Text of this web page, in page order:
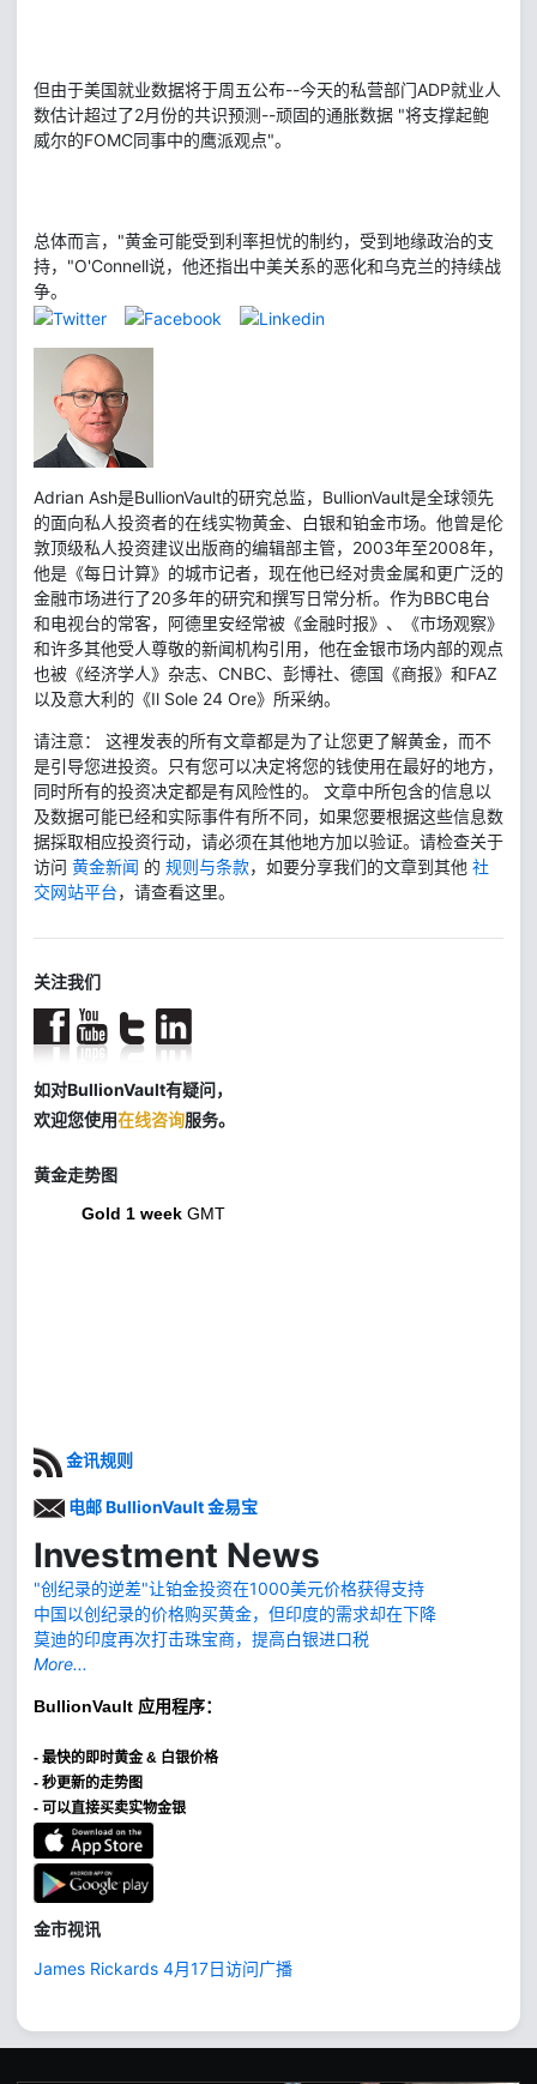
但由于美国就业数据将于周五公布--今天的私营部门ADP就业人
数估计超过了2月份的共识预测--顽固的通胀数据 "将支撑起鲍
威尔的FOMC同事中的鹰派观点"。
总体而言，"黄金可能受到利率担忧的制约，受到地缘政治的支
持，"O'Connell说，他还指出中美关系的恶化和乌克兰的持续战
争。
Adrian Ash是BullionVault的研究总监，BullionVault是全球领先
的面向私人投资者的在线实物黄金、白银和铂金市场。他曾是伦
敦顶级私人投资建议出版商的编辑部主管，2003年至2008年，
他是《每日计算》的城市记者，现在他已经对贵金属和更广泛的
金融市场进行了20多年的研究和撰写日常分析。作为BBC电台
和电视台的常客，阿德里安经常被《金融时报》、《市场观察》
和许多其他受人尊敬的新闻机构引用，他在金银市场内部的观点
也被《经济学人》杂志、CNBC、彭博社、德国《商报》和FAZ
以及意大利的《Il Sole 24 Ore》所采纳。
请注意： 这裡发表的所有文章都是为了让您更了解黄金，而不
是引导您进投资。只有您可以决定将您的钱使用在最好的地方，
同时所有的投资决定都是有风险性的。 文章中所包含的信息以
及数据可能已经和实际事件有所不同，如果您要根据这些信息数
据採取相应投资行动，请必须在其他地方加以验证。请检查关于
访问 黄金新闻 的 规则与条款，如要分享我们的文章到其他 社
交网站平台，请查看这里。
关注我们
如对BullionVault有疑问，
欢迎您使用在线咨询服务。
黄金走势图
Gold 1 week GMT
金讯规则
电邮 BullionVault 金易宝
Investment News
"创纪录的逆差"让铂金投资在1000美元价格获得支持
中国以创纪录的价格购买黄金，但印度的需求却在下降
莫迪的印度再次打击珠宝商，提高白银进口税
More...
BullionVault 应用程序：
- 最快的即时黄金 & 白银价格
- 秒更新的走势图
- 可以直接买卖实物金银
金市视讯
James Rickards 4月17日访问广播